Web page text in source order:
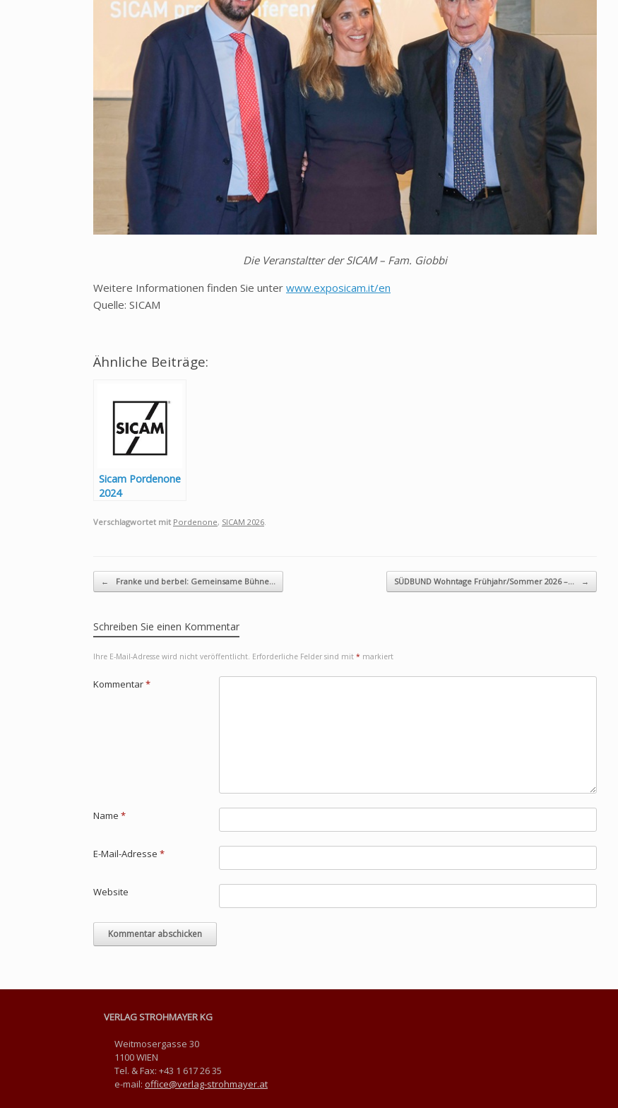
Die Veranstaltter der SICAM – Fam. Giobbi
Weitere Informationen finden Sie unter www.exposicam.it/en
Quelle: SICAM
Ähnliche Beiträge:
Sicam Pordenone
2024
Verschlagwortet mit Pordenone, SICAM 2026
Beitragsnavigation
← Franke und berbel: Gemeinsame Bühne… SÜDBUND Wohntage Frühjahr/Sommer 2026 –… →
Schreiben Sie einen Kommentar
Ihre E-Mail-Adresse wird nicht veröffentlicht. Erforderliche Felder sind mit * markiert
Kommentar*
Name *
E-Mail-Adresse *
Website
VERLAG STROHMAYER KG
Weitmosergasse 30
1100 WIEN
Tel. & Fax: +43 1 617 26 35
e-mail: office@verlag-strohmayer.at